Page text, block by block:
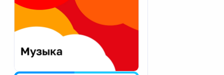
Екатеринбург
Калининград
Калуга